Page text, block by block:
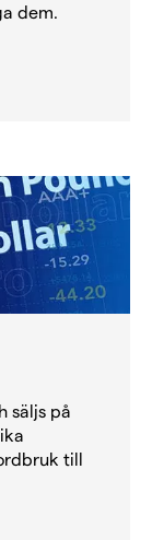
dem.
säljs på
till